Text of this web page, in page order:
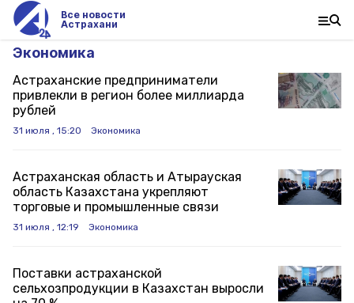
Все новости
Астрахани
Экономика
Астраханские предприниматели
привлекли в регион более миллиарда
рублей
31 июля , 15:20 Экономика
Астраханская область и Атырауская
область Казахстана укрепляют
торговые и промышленные связи
31 июля , 12:19 Экономика
Поставки астраханской
сельхозпродукции в Казахстан выросли